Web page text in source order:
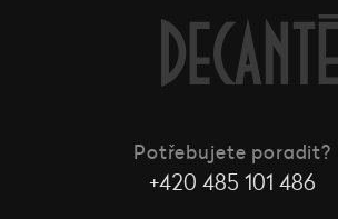
Potřebujete poradit?
+420 485 101 486